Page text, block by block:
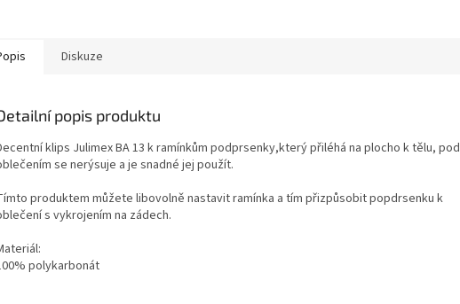
Diskuze
popis produktu
klips Julimex BA 13 k ramínkům podprsenky,který přiléhá na plocho k tělu, pod
se nerýsuje a je snadné jej použít.
produktem můžete libovolně nastavit ramínka a tím přizpůsobit popdrsenku k
s vykrojením na zádech.
polykarbonát